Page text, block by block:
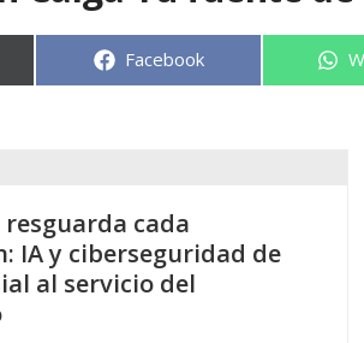
Compartir
Facebook
cada
IA y ciberseguridad de
al servicio del